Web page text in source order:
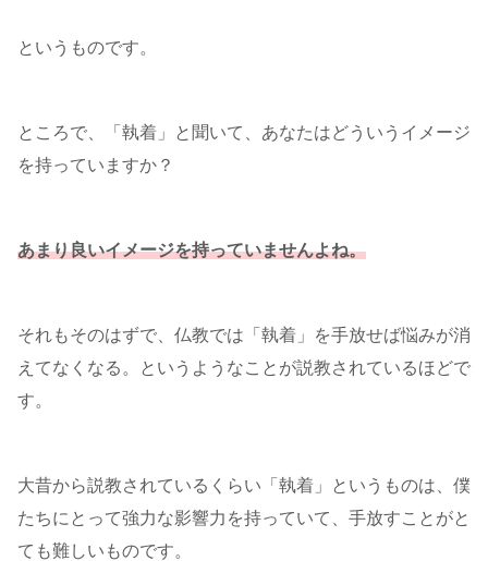
というものです。
ところで、「執着」と聞いて、あなたはどういうイメージ
を持っていますか？
あまり良いイメージを持っていませんよね。
それもそのはずで、仏教では「執着」を手放せば悩みが消
えてなくなる。というようなことが説教されているほどで
す。
大昔から説教されているくらい「執着」というものは、僕
たちにとって強力な影響力を持っていて、手放すことがと
ても難しいものです。